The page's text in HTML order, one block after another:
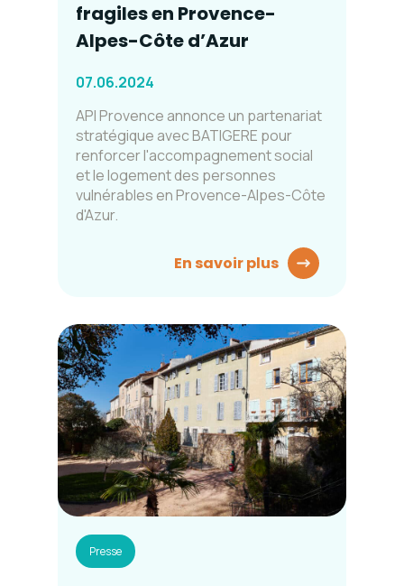
fragiles en Provence-
Alpes-Côte d’Azur
07.06.2024
API Provence annonce un partenariat
stratégique avec BATIGERE pour
renforcer l'accompagnement social
et le logement des personnes
vulnérables en Provence-Alpes-Côte
d'Azur.
En savoir plus
Presse